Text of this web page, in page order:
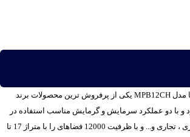
کولر گازی 12000 پاکشوما مدل MPB12CH یکی از پرفروش ترین محصولات برند
با دو عملکرد سرمایش و گرمایش مناسب استفاده در
منازل و ساختمان های اداری ، تجاری و... و با ظرفیت 12000 فضاهای را با متراژ 17 تا